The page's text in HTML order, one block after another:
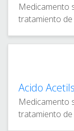
Medicamento
tratamiento
Acido
Medicamento
tratamiento